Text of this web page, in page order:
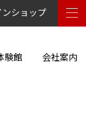
験館 会社案内
ンショップ